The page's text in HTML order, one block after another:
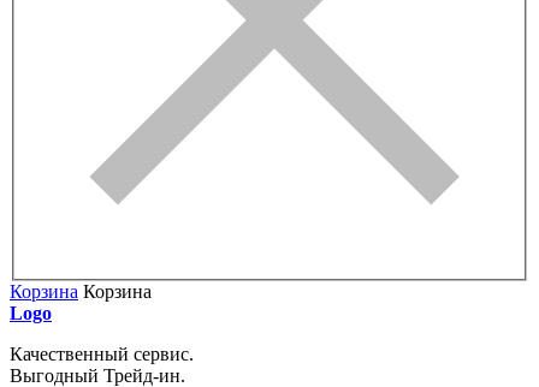
Корзина Корзина
Logo
Качественный сервис.
Выгодный Трейд-ин.